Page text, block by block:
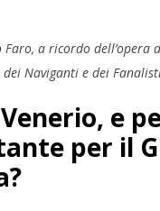
Faro, a ricordo dell’opera
Naviganti e dei
e
per il